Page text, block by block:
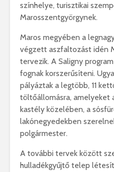
színhelye, turisztikai
Marosszentgyörgynek.
Maros megyében a
végzett aszfaltozást idén
tervezik. A Saligny
fognak korszerűsíteni.
pályáztak a legtöbb, 11
töltőállomásra, amelyeket
kastély közelében, a
lakónegyedekben
polgármester.
A további tervek között
hulladékgyűjtő telep